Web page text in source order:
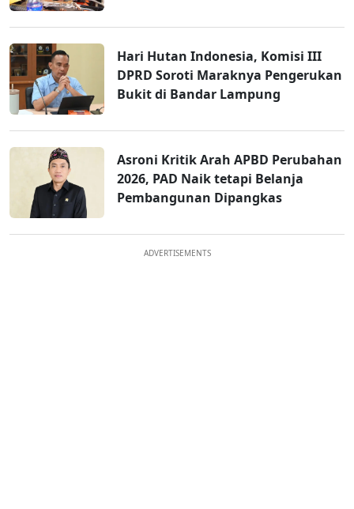
Hari Hutan Indonesia, Komisi III
DPRD Soroti Maraknya Pengerukan
Bukit di Bandar Lampung
Asroni Kritik Arah APBD Perubahan
2026, PAD Naik tetapi Belanja
Pembangunan Dipangkas
ADVERTISEMENTS